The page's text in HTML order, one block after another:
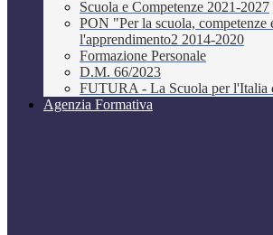
Scuola e Competenze 2021-2027
PON "Per la scuola, competenze
l'apprendimento2 2014-2020
Formazione Personale
D.M. 66/2023
FUTURA - La Scuola per l'Italia
Agenzia Formativa